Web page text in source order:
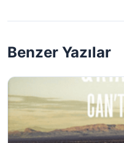
Benzer Yazılar